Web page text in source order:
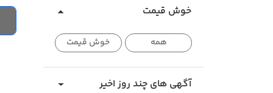
خوش قیمت
همه خوش قیمت
آگهی های چند روز اخیر